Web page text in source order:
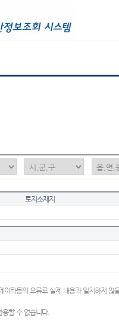
토지소재지
이타등의 오류로 실제 내용과 일치하지
할 수 없습니다.